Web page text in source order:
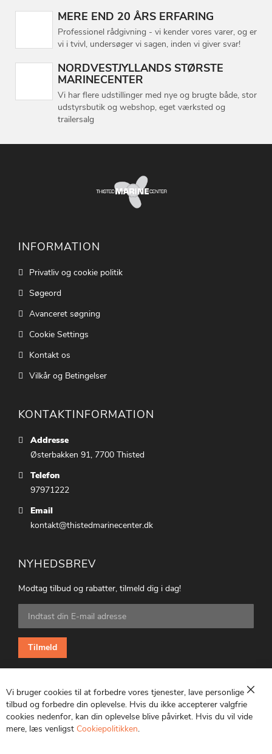
MERE END 20 ÅRS ERFARING
Professionel rådgivning - vi kender vores varer, og er
vi i tvivl, undersøger vi sagen, inden vi giver svar!
NORDVESTJYLLANDS STØRSTE
MARINECENTER
Vi har flere udstillinger med nye og brugte både, stor
udstyrsbutik og webshop, eget værksted og
trailersalg
INFORMATION
Privatliv og cookie politik
Søgeord
Avanceret søgning
Cookie Settings
Kontakt os
Vilkår og Betingelser
KONTAKTINFORMATION
Addresse
Østerbakken 91, 7700 Thisted
Telefon
97971222
Email
kontakt@thistedmarinecenter.dk
NYHEDSBREV
Modtag tilbud og rabatter, tilmeld dig i dag!
Tilmeld
dig
vores
nyhedsbrev:
Tilmeld
CVR: 25847369
Luk
Vi bruger cookies til at forbedre vores tjenester, lave personlige
tilbud og forbedre din oplevelse. Hvis du ikke accepterer valgfrie
cookies nedenfor, kan din oplevelse blive påvirket. Hvis du vil vide
mere, læs venligst Cookiepolitikken.